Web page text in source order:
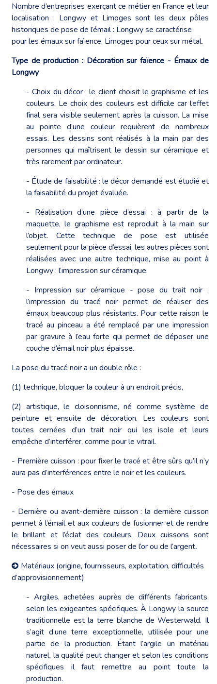
Nombre d’entreprises exerçant ce métier en France et leur
localisation : Longwy et Limoges sont les deux pôles
historiques de pose de l’émail : Longwy se caractérise
pour les émaux sur faïence, Limoges pour ceux sur métal.
Type de production : Décoration sur faïence - Émaux de
Longwy
- Choix du décor : le client choisit le graphisme et les
couleurs. Le choix des couleurs est difficile car l’effet
final sera visible seulement après la cuisson. La mise
au pointe d’une couleur requièrent de nombreux
essais. Les dessins sont réalisés à la main par des
personnes qui maîtrisent le dessin sur céramique et
très rarement par ordinateur.
- Étude de faisabilité : le décor demandé est étudié et
la faisabilité du projet évaluée.
- Réalisation d’une pièce d’essai : à partir de la
maquette, le graphisme est reproduit à la main sur
l’objet. Cette technique de pose est utilisée
seulement pour la pièce d’essai, les autres pièces sont
réalisées avec une autre technique, mise au point à
Longwy : l’impression sur céramique.
- Impression sur céramique - pose du trait noir :
l’impression du tracé noir permet de réaliser des
émaux beaucoup plus résistants. Pour cette raison le
tracé au pinceau a été remplacé par une impression
par gravure à l’eau forte qui permet de déposer une
couche d’émail noir plus épaisse.
La pose du tracé noir a un double rôle :
(1) technique, bloquer la couleur à un endroit précis,
(2) artistique, le cloisonnisme, né comme système de
peinture et ensuite de décoration. Les couleurs sont
toutes cernées d’un trait noir qui les isole et leurs
empêche d’interférer, comme pour le vitrail.
- Première cuisson : pour fixer le tracé et être sûrs qu’il n’y
aura pas d’interférences entre le noir et les couleurs.
- Pose des émaux
- Dernière ou avant-dernière cuisson : la dernière cuisson
permet à l’émail et aux couleurs de fusionner et de rendre
le brillant et l’éclat des couleurs. Deux cuissons sont
nécessaires si on veut aussi poser de l’or ou de l’argent.
Matériaux (origine, fournisseurs, exploitation, difficultés
d’approvisionnement)
- Argiles, achetées auprès de différents fabricants,
selon les exigeantes spécifiques. À Longwy la source
traditionnelle est la terre blanche de Westerwald. Il
s’agit d’une terre exceptionnelle, utilisée pour une
partie de la production. Étant l’argile un matériau
naturel, la qualité peut changer et selon les conditions
spécifiques il faut remettre au point toute la
production.